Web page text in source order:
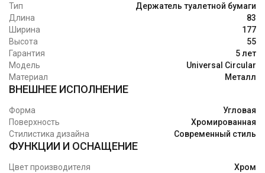
Тип
Держатель туалетной бумаги
Длина
83
Ширина
177
Высота
55
Гарантия
5 лет
Модель
Universal Circular
Материал
Металл
ВНЕШНЕЕ ИСПОЛНЕНИЕ
Форма
Угловая
Поверхность
Хромированная
Стилистика дизайна
Современный стиль
ФУНКЦИИ И ОСНАЩЕНИЕ
Цвет производителя Хром